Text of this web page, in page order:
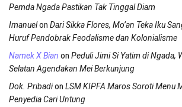
Pemda Ngada Pastikan Tak Tinggal Diam
Imanuelon Dari Sikka Flores, Mo’an Teka Iku
Huruf Pendobrak Feodalisme dan Kolonialisme
Namek X Bian on Peduli Jimi Si Yatim di Ngada,
Selatan Agendakan Mei Berkunjung
Dok. Pribadion LSM KIPFA Maros Soroti Menu
Penyedia Cari Untung